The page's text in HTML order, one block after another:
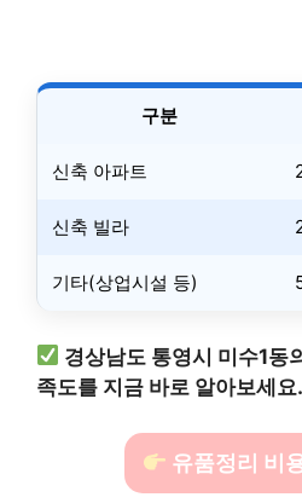
구분
신축 아파트
신축 빌라
기타(상업시설 등)
경상남도 통영시 미수1동
족도를 지금 바로 알아보세요.
유품정리 비